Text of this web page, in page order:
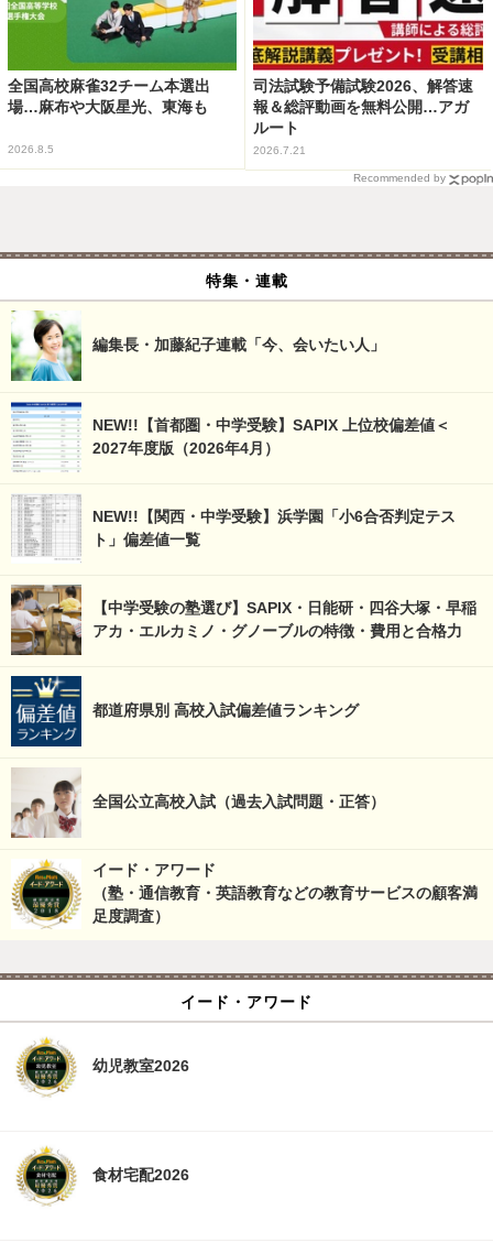
全国高校麻雀32チーム本選出
場…麻布や大阪星光、東海も
2026.8.5
司法試験予備試験2026、解答速
報＆総評動画を無料公開…アガ
ルート
2026.7.21
Recommended by
特集・連載
編集長・加藤紀子連載「今、会いたい人」
NEW!!【首都圏・中学受験】SAPIX 上位校偏差値＜
2027年度版（2026年4月）
NEW!!【関西・中学受験】浜学園「小6合否判定テス
ト」偏差値一覧
【中学受験の塾選び】SAPIX・日能研・四谷大塚・早稲
アカ・エルカミノ・グノーブルの特徴・費用と合格力
都道府県別 高校入試偏差値ランキング
全国公立高校入試（過去入試問題・正答）
イード・アワード
（塾・通信教育・英語教育などの教育サービスの顧客満
足度調査）
イード・アワード
幼児教室2026
食材宅配2026